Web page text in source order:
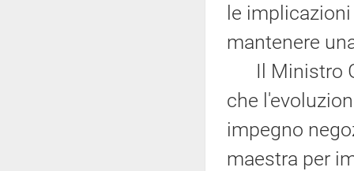
le
mantenere
Il Ministro
che
impegno
maestra per